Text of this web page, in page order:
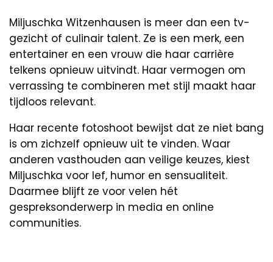
Miljuschka Witzenhausen is meer dan een tv-
gezicht of culinair talent. Ze is een merk, een
entertainer en een vrouw die haar carrière
telkens opnieuw uitvindt. Haar vermogen om
verrassing te combineren met stijl maakt haar
tijdloos relevant.
Haar recente fotoshoot bewijst dat ze niet bang
is om zichzelf opnieuw uit te vinden. Waar
anderen vasthouden aan veilige keuzes, kiest
Miljuschka voor lef, humor en sensualiteit.
Daarmee blijft ze voor velen hét
gespreksonderwerp in media en online
communities.